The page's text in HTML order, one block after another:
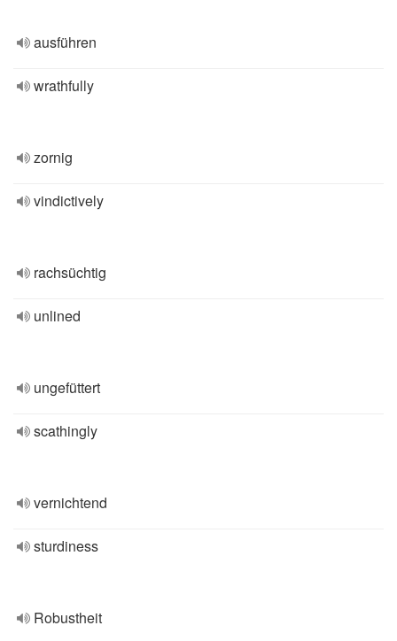
ausführen
wrathfully
zornig
vindictively
rachsüchtig
unlined
ungefüttert
scathingly
vernichtend
sturdiness
Robustheit